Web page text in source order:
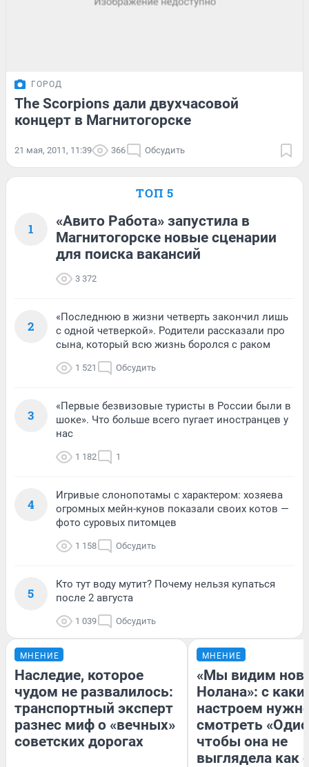
ГОРОД
The Scorpions дали двухчасовой
концерт в Магнитогорске
21 мая, 2011, 11:39 366 Обсудить
ТОП 5
1
«Авито Работа» запустила в
Магнитогорске новые сценарии
для поиска вакансий
3 372
2
«Последнюю в жизни четверть закончил лишь
с одной четверкой». Родители рассказали про
сына, который всю жизнь боролся с раком
1 521 Обсудить
3
«Первые безвизовые туристы в России были в
шоке». Что больше всего пугает иностранцев у
нас
1 182 1
4
Игривые слонопотамы с характером: хозяева
огромных мейн-кунов показали своих котов —
фото суровых питомцев
1 158 Обсудить
5
Кто тут воду мутит? Почему нельзя купаться
после 2 августа
1 039 Обсудить
МНЕНИЕ
Наследие, которое
чудом не развалилось:
транспортный эксперт
разнес миф о «вечных»
советских дорогах
МНЕНИЕ
«Мы видим
Нолана»: с
настроем
смотреть
чтобы она не
выглядела как